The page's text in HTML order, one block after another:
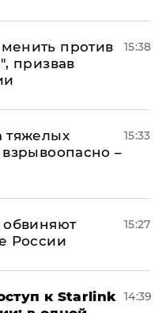
против
призвав
15:38
тяжелых
–
15:33
обвиняют
России
15:27
к Starlink 14:39